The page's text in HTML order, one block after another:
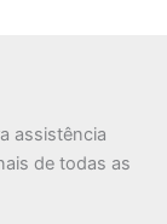
assistência
de todas as